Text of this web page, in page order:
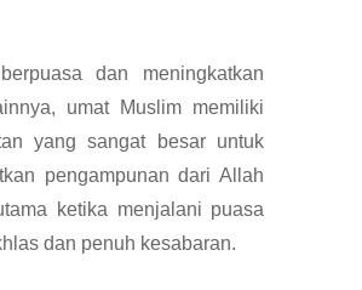
dan meningkatkan
umat Muslim memiliki
yang sangat besar untuk
pengampunan dari Allah
ketika menjalani puasa
dan penuh kesabaran.